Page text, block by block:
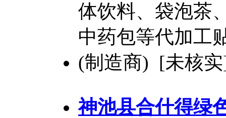
体饮料、袋泡茶
中药包等代加工
(制造商) [未核
神池县合什得绿